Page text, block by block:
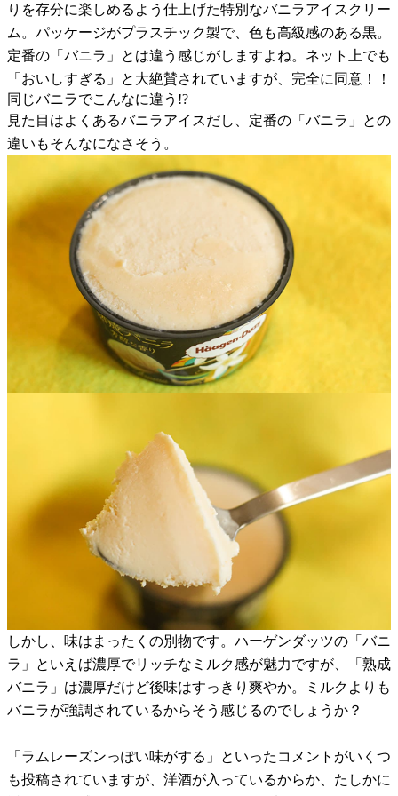
りを存分に楽しめるよう仕上げた特別なバニラアイスクリー
ム。パッケージがプラスチック製で、色も高級感のある黒。
定番の「バニラ」とは違う感じがしますよね。ネット上でも
「おいしすぎる」と大絶賛されていますが、完全に同意！！
同じバニラでこんなに違う!?
見た目はよくあるバニラアイスだし、定番の「バニラ」との
違いもそんなになさそう。
しかし、味はまったくの別物です。ハーゲンダッツの「バニ
ラ」といえば濃厚でリッチなミルク感が魅力ですが、「熟成
バニラ」は濃厚だけど後味はすっきり爽やか。ミルクよりも
バニラが強調されているからそう感じるのでしょうか？
「ラムレーズンっぽい味がする」といったコメントがいくつ
も投稿されていますが、洋酒が入っているからか、たしかに